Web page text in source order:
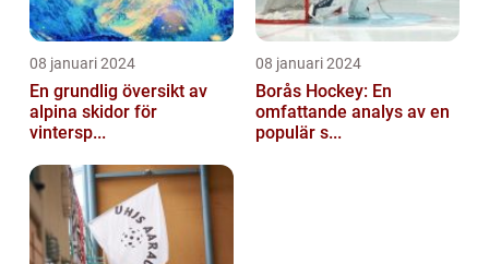
08 januari 2024
En grundlig översikt av
alpina skidor för
vintersp...
08 januari 2024
Borås Hockey: En
omfattande analys av en
populär s...